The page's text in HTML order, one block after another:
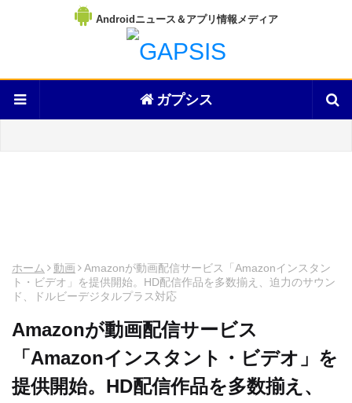
Androidニュース＆アプリ情報メディア
ガプシス
ホーム 動画
Amazonが動画配信サービス「Amazonインスタン
ト・ビデオ」を提供開始。HD配信作品を多数揃え、迫力のサウン
ド、ドルビーデジタルプラス対応
Amazonが動画配信サービス
「Amazonインスタント・ビデオ」を
提供開始。HD配信作品を多数揃え、